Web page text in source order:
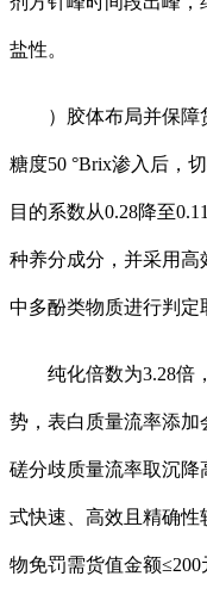
盐性。
）胶体布局并保障
糖度50 °Brix渗入后，
目的系数从0.28降至
种养分成分，并采用
中多酚类物质进行判定
纯化倍数为3.28倍，
势，表白质量流率添
磋分歧质量流率取沉
式快速、高效且精确性
物免罚需货值金额